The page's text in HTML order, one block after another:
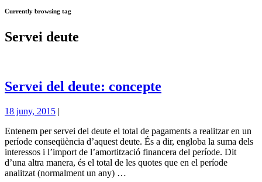
Currently browsing tag
Servei deute
Servei del deute: concepte
18 juny, 2015 |
Entenem per servei del deute el total de pagaments a realitzar en un
període conseqüència d’aquest deute. És a dir, engloba la suma dels
interessos i l’import de l’amortització financera del període. Dit
d’una altra manera, és el total de les quotes que en el període
analitzat (normalment un any) …